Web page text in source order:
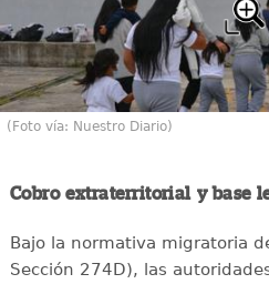
(Foto vía: Nuestro Diario)
Cobro extraterritorial y base
Bajo la normativa migratoria
Sección 274D), las